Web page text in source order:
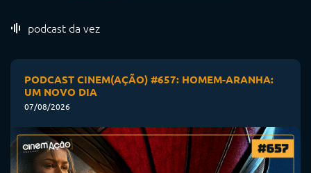
podcast da vez
PODCAST CINEM(AÇÃO) #657: HOMEM-ARANHA:
UM NOVO DIA
07/08/2026